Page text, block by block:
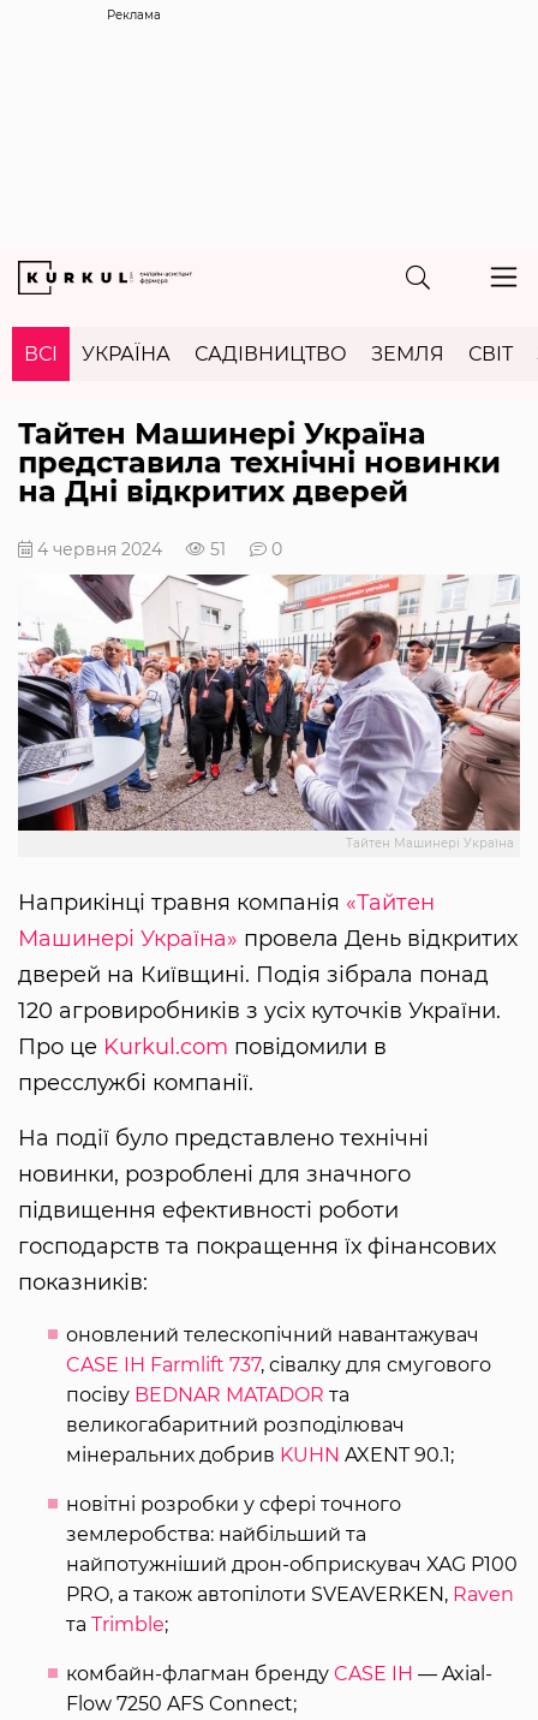
Реклама
ВСІ УКРАЇНА САДІВНИЦТВО ЗЕМЛЯ СВІТ
Тайтен Машинері Україна
представила технічні новинки
на Дні відкритих дверей
4 червня 2024 51 0
Тайтен Машинері Україна
Наприкінці травня компанія «Тайтен
Машинері Україна» провела День відкритих
дверей на Київщині. Подія зібрала понад
120 агровиробників з усіх куточків України.
Про це Kurkul.com повідомили в
пресслужбі компанії.
На події було представлено технічні
новинки, розроблені для значного
підвищення ефективності роботи
господарств та покращення їх фінансових
показників:
оновлений телескопічний навантажувач
CASE IH Farmlift 737, сівалку для смугового
посіву BEDNAR MATADOR та
великогабаритний розподілювач
мінеральних добрив KUHN AXENT 90.1;
новітні розробки у сфері точного
землеробства: найбільший та
найпотужніший дрон-обприскувач XAG P100
PRO, а також автопілоти SVEAVERKEN, Raven
та Trimble;
комбайн-флагман бренду CASE IH — Axial-
Flow 7250 AFS Connect;